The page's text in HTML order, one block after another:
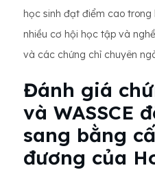
học sinh đạt điểm cao trong
nhiều cơ hội học tập và
và các chứng chỉ chuyên
Đánh giá
và WASSCE
sang bằng
đương của